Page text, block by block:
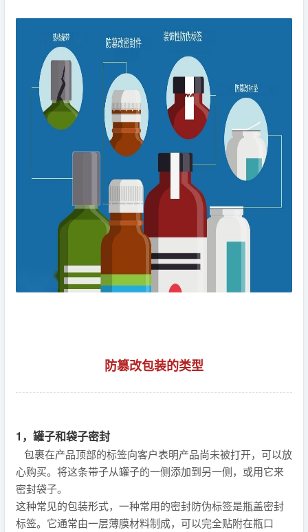
防篡改包装的类型
1，罐子和袋子密封
包裹在产品顶部的标签向客户表明产品尚未被打开，可以放
心购买。将这条带子从罐子的一侧添加到另一侧，或用它来
密封袋子。
这种常见的包装形式，一种常用的密封防伪标签是瓶盖密封
标签。它通常由一层薄膜材料制成，可以完全贴附在瓶口